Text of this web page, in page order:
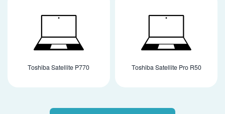
Toshiba Satellite P770 Toshiba Satellite Pro R50